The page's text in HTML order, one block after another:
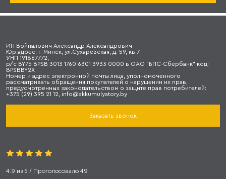
ИП Войналович Александр Александрович
Юр.адрес: г. Минск, ул.Сухаревская, д. 59, кв.7
УНП 191867772,
р/с BY75 BPSB 3013 1760 6301 3933 0000 в ОАО "БПС-Сбербанк" код:
BPSBBY2X
Номер и адрес электронной почты лица, уполномоченного
рассматривать обращения покупателей о нарушении их прав,
предусмотренных законодательством о защите прав потребителей:
+375 (29) 395 21 12, info@akkumulyatory.by
Заказать звонок
4.9 из 5 / Проголосовало 49